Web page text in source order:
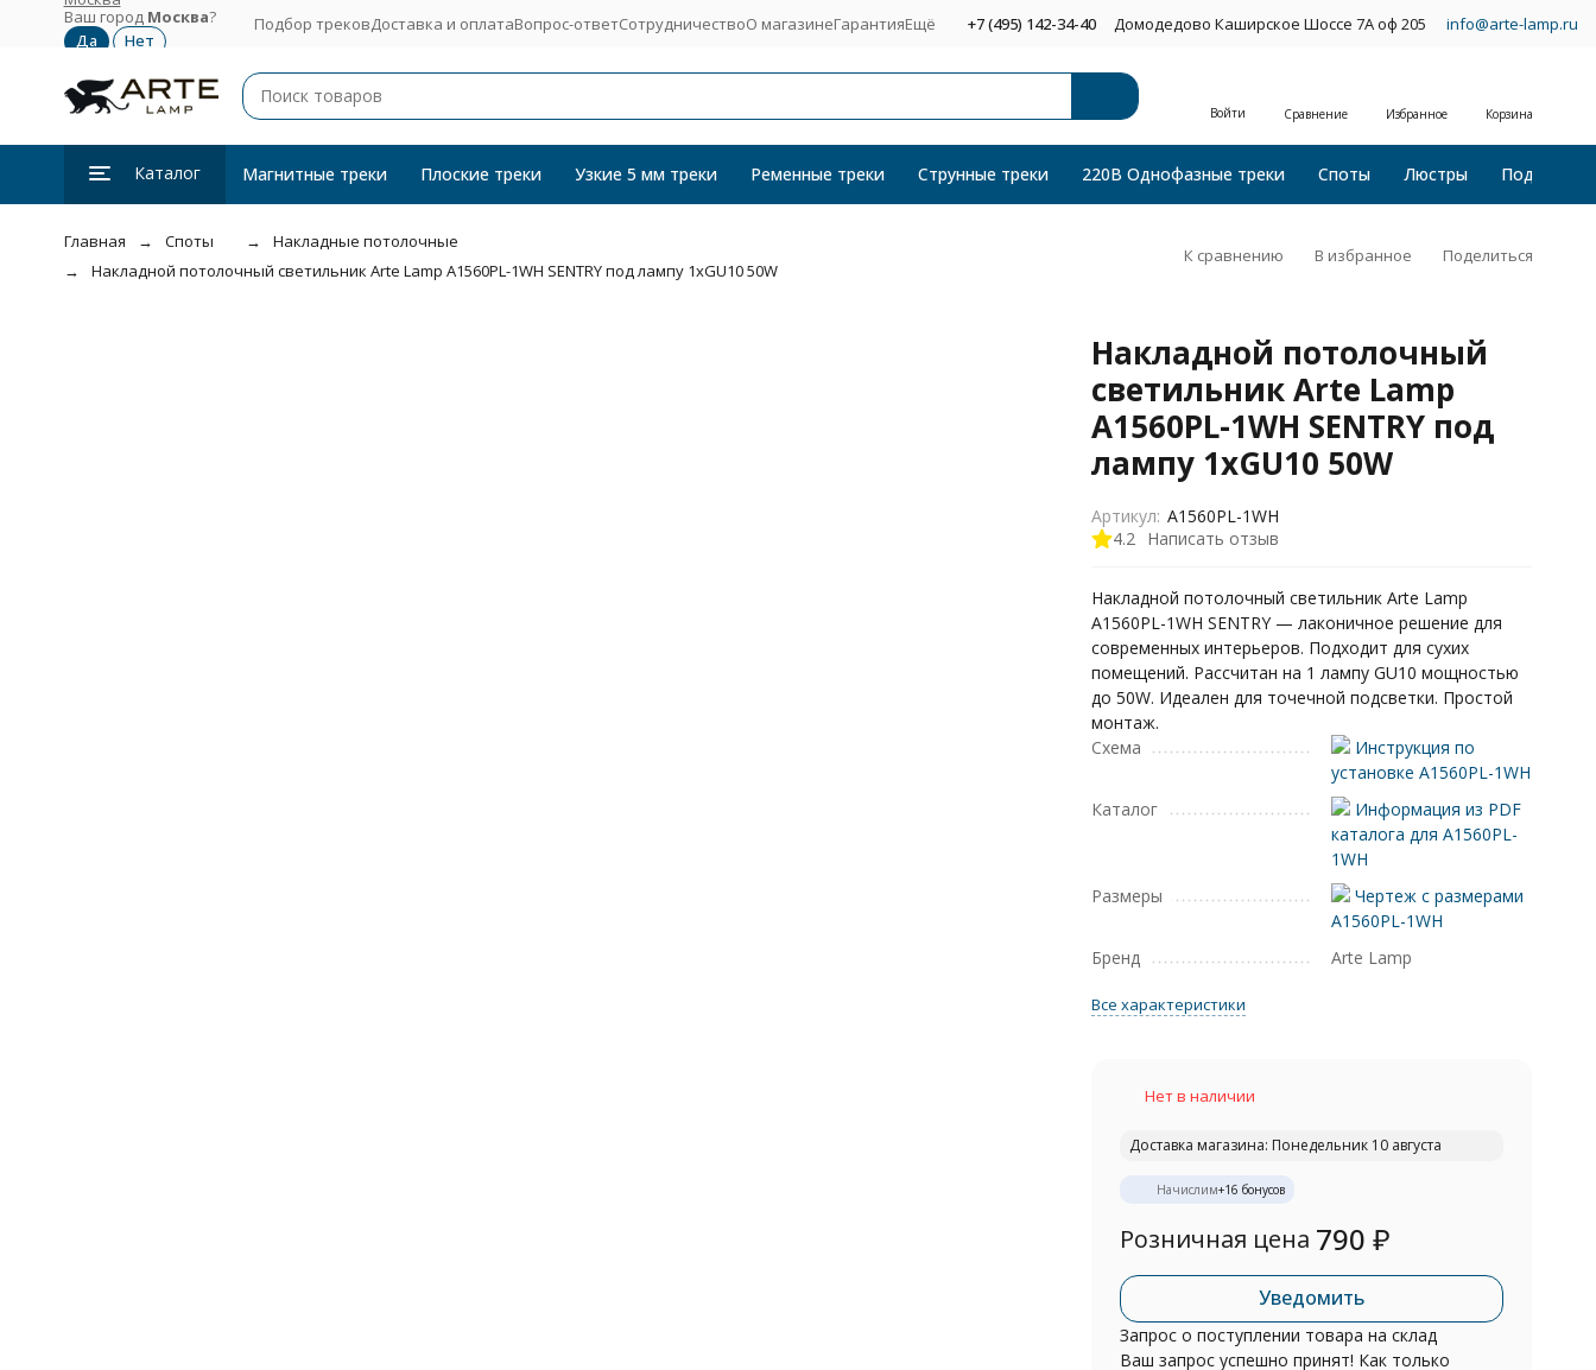
Ваш город Москва? Подбор трековДоставка и оплатаВопрос-ответСотрудничествоО магазинеГарантияЕщё +7 (495) 142-34-40 Домодедово Каширское Шоссе 7А оф 205 info@arte-lamp.ru
Войти Сравнение Избранное Корзина
Каталог Магнитные треки Плоские треки Узкие 5 мм треки Ременные треки Струнные треки 220В Однофазные треки Споты Люстры Подвесные
Главная Споты
Накладные потолочные
Накладной потолочный светильник Arte Lamp A1560PL-1WH SENTRY под лампу 1xGU10 50W
К сравнению В избранное Поделиться
Накладной потолочный
светильник Arte Lamp
A1560PL-1WH SENTRY под
лампу 1xGU10 50W
4.2 Написать отзыв
Артикул: A1560PL-1WH
Накладной потолочный светильник Arte Lamp
A1560PL-1WH SENTRY — лаконичное решение для
современных интерьеров. Подходит для сухих
помещений. Рассчитан на 1 лампу GU10 мощностью
до 50W. Идеален для точечной подсветки. Простой
монтаж.
Схема
Инструкция по
установке A1560PL-1WH
Каталог
Информация из PDF
каталога для A1560PL-
1WH
Размеры
Чертеж с размерами
A1560PL-1WH
Бренд
Arte Lamp
Все характеристики
Нет в наличии
Доставка магазина: Понедельник 10 августа
Начислим+16 бонусов
Розничная цена 790₽
Уведомить
Запрос о поступлении товара на склад
Ваш запрос успешно принят! Как только